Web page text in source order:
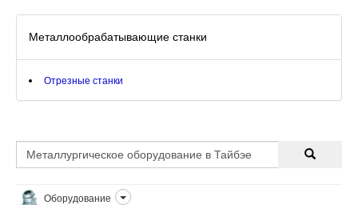
Металлообрабатывающие станки
Отрезные станки
Оборудование